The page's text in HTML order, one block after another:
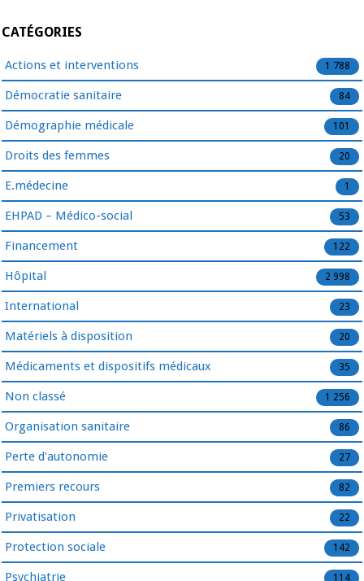
CATÉGORIES
Actions et interventions 1 788
Démocratie sanitaire 84
Démographie médicale 101
Droits des femmes 20
E.médecine 1
EHPAD – Médico-social 53
Financement 122
Hôpital 2 998
International 23
Matériels à disposition 20
Médicaments et dispositifs médicaux 35
Non classé 1 256
Organisation sanitaire 86
Perte d'autonomie 27
Premiers recours 82
Privatisation 22
Protection sociale 142
Psychiatrie 114